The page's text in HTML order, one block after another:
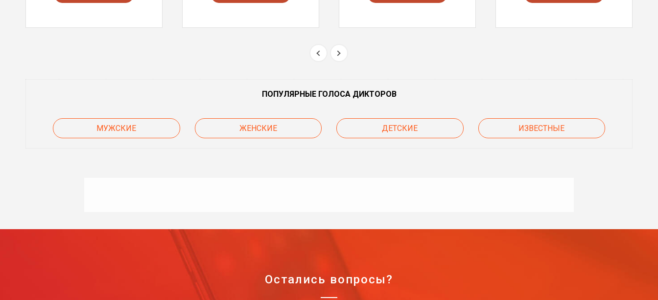
ПОПУЛЯРНЫЕ ГОЛОСА ДИКТОРОВ
МУЖСКИЕ ЖЕНСКИЕ ДЕТСКИЕ ИЗВЕСТНЫЕ
Остались вопросы?